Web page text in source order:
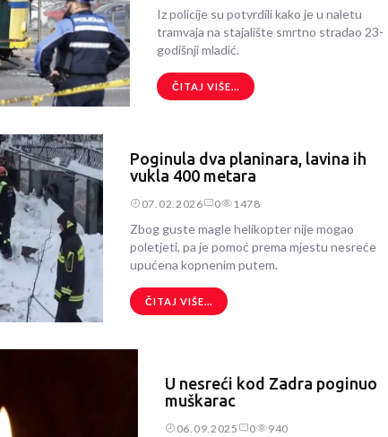
Iz policije su potvrdili kako je u naletu
tramvaja na stajalište smrtno stradao 23-
godišnji mladić.
ČITAJ VIŠE...
Poginula dva planinara, lavina ih
vukla 400 metara
07.02.2026 0 1478
Zbog guste magle helikopter nije mogao
poletjeti, pa je pomoć prema mjestu nesreće
upućena kopnenim putem.
ČITAJ VIŠE...
U nesreći kod Zadra poginuo
muškarac
06.09.2025 0 940